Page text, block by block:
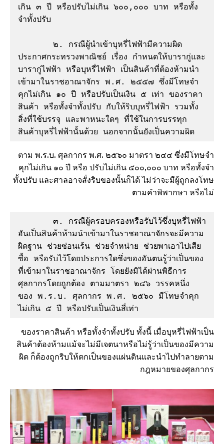
เกิน ๓ ปี หรือปรับไม่เกิน ๖๐๐,๐๐๐ บาท หรือทั้ง
จำทั้งปรับ
ประกาศกระทรวงพาณิชย์ เรื่อง กำหนดให้บารากู่และ
บารากู่ไฟฟ้า หรือบุหรี่ไฟฟ้า เป็นสินค้าที่ต้องห้ามนำ
เข้ามาในราชอาณาจักร พ.ศ. ๒๕๕๗ ซึ่งมีโทษจำ
คุกไม่เกิน ๑๐ ปี หรือปรับเป็นเงิน ๕ เท่า ของราคา
สินค้า หรือทั้งจำทั้งปรับ กับให้ริบบุหรี่ไฟฟ้า รวมทั้ง
สิ่งที่ใช้บรรจุ และพาหนะใดๆ ที่ใช้ในการบรรทุก
สินค้าบุหรี่ไฟฟ้านั้นด้วย นอกจากนั้นยังเป็นความผิด
ตาม พ.ร.บ. ศุลกากร พ.ศ. ๒๕๖๐ มาตรา ๒๔๔ ซึ่งมีโทษจำ
คุกไม่เกิน ๑๐ ปี หรือ ปรับไม่เกิน ๕๐๐,๐๐๐ บาท หรือทั้งจำ
ทั้งปรับ และศาลอาจสั่งริบของนั้นก็ได้ ไม่ว่าจะมีผู้ถูกลงโทษ
ตามคำพิพากษา หรือไม่
อันเป็นสินค้าห้ามนำเข้ามาในราชอาณาจักรจะมีความ
ผิดฐาน ช่วยซ่อนเร้น ช่วยจำหน่าย ช่วยพาเอาไปเสีย
ซื้อ หรือรับไว้โดยประการใดซึ่งของอันตนรู้ว่าเป็นของ
ที่เข้ามาในราชอาณาจักร โดยยังมิได้ผ่านพิธีการ
ศุลกากรโดยถูกต้อง ตามมาตรา ๒๔๖ วรรคหนึ่ง
ของ พ.ร.บ. ศุลกากร พ.ศ. ๒๕๖๐ มีโทษจำคุก
ไม่เกิน ๕ ปี หรือปรับเป็นเงินสี่เท่า
ของราคาสินค้า หรือทั้งจำทั้งปรับ ทั้งนี้ เมื่อบุหรี่ไฟฟ้าเป็น
สินค้าต้องห้ามแม้จะไม่มีเจตนาหรือไม่รู้ว่าเป็นของมีความ
ผิด ก็ต้องถูกริบให้ตกเป็นของแผ่นดินและนำไปทำลายตาม
กฎหมายของศุลกากร